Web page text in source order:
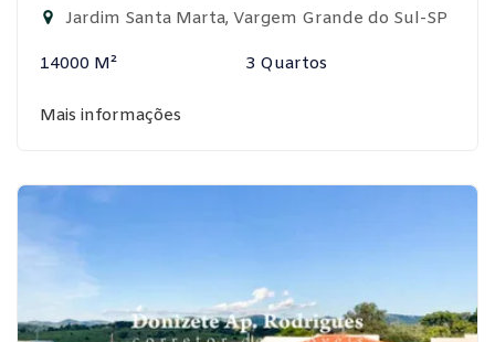
Jardim Santa Marta, Vargem Grande do Sul-SP
14000 M² 3 Quartos
Mais informações